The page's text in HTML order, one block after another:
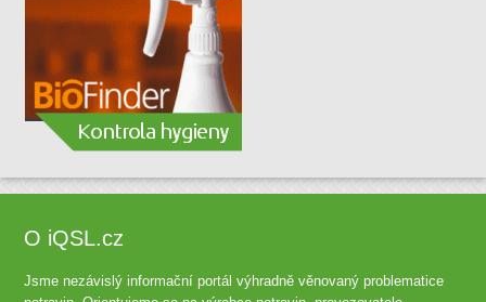
O iQSL.cz
Jsme nezávislý informační portál výhradně věnovaný problematice